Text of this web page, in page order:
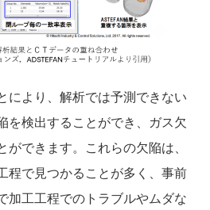
より、解析では予測できない
を検出することができ、ガス欠
ができます。これらの欠陥は、
程で見つかることが多く、事前
加工工程でのトラブルやムダな